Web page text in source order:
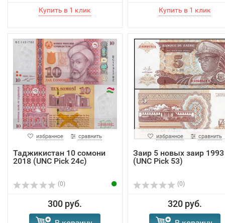
избранное сравнить
Таджикистан 10 сомони
2018 (UNC Pick 24c)
(0)
300 руб.
избранное сравнить
Заир 5 новых заир 1993
(UNC Pick 53)
(0)
320 руб.